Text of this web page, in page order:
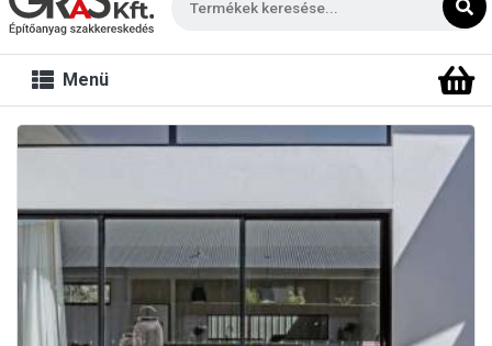
Menü